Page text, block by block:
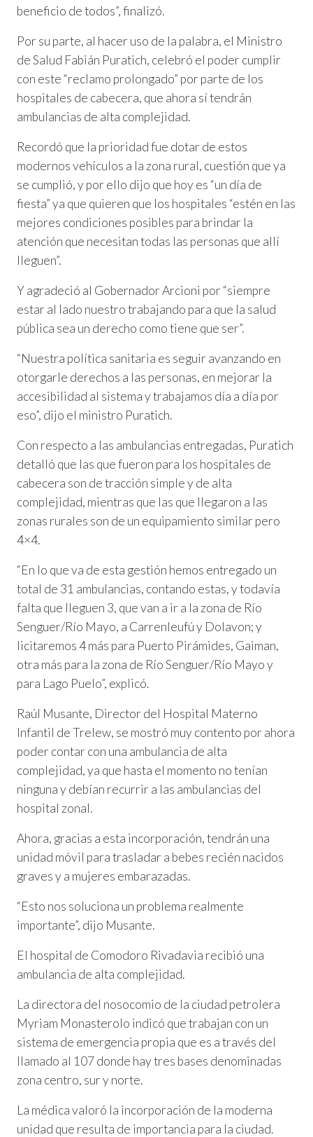
beneficio de todos”, finalizó.
Por su parte, al hacer uso de la palabra, el Ministro
de Salud Fabián Puratich, celebró el poder cumplir
con este “reclamo prolongado” por parte de los
hospitales de cabecera, que ahora sí tendrán
ambulancias de alta complejidad.
Recordó que la prioridad fue dotar de estos
modernos vehículos a la zona rural, cuestión que ya
se cumplió, y por ello dijo que hoy es “un día de
fiesta” ya que quieren que los hospitales “estén en las
mejores condiciones posibles para brindar la
atención que necesitan todas las personas que allí
lleguen”.
Y agradeció al Gobernador Arcioni por “siempre
estar al lado nuestro trabajando para que la salud
pública sea un derecho como tiene que ser”.
“Nuestra política sanitaria es seguir avanzando en
otorgarle derechos a las personas, en mejorar la
accesibilidad al sistema y trabajamos día a día por
eso”, dijo el ministro Puratich.
Con respecto a las ambulancias entregadas, Puratich
detalló que las que fueron para los hospitales de
cabecera son de tracción simple y de alta
complejidad, mientras que las que llegaron a las
zonas rurales son de un equipamiento similar pero
4×4.
“En lo que va de esta gestión hemos entregado un
total de 31 ambulancias, contando estas, y todavía
falta que lleguen 3, que van a ir a la zona de Río
Senguer/Río Mayo, a Carrenleufú y Dolavon; y
licitaremos 4 más para Puerto Pirámides, Gaiman,
otra más para la zona de Río Senguer/Río Mayo y
para Lago Puelo”, explicó.
Raúl Musante, Director del Hospital Materno
Infantil de Trelew, se mostró muy contento por ahora
poder contar con una ambulancia de alta
complejidad, ya que hasta el momento no tenían
ninguna y debían recurrir a las ambulancias del
hospital zonal.
Ahora, gracias a esta incorporación, tendrán una
unidad móvil para trasladar a bebes recién nacidos
graves y a mujeres embarazadas.
“Esto nos soluciona un problema realmente
importante”, dijo Musante.
El hospital de Comodoro Rivadavia recibió una
ambulancia de alta complejidad.
La directora del nosocomio de la ciudad petrolera
Myriam Monasterolo indicó que trabajan con un
sistema de emergencia propia que es a través del
llamado al 107 donde hay tres bases denominadas
zona centro, sur y norte.
La médica valoró la incorporación de la moderna
unidad que resulta de importancia para la ciudad.